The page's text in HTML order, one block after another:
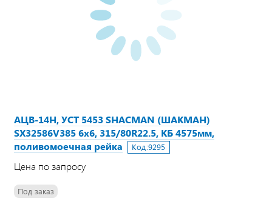
АЦВ-14Н, УСТ 5453 SHACMAN (ШАКМАН)
SX32586V385 6х6, 315/80R22.5, КБ 4575мм,
поливомоечная рейка
Код:9295
Цена по запросу
Под заказ